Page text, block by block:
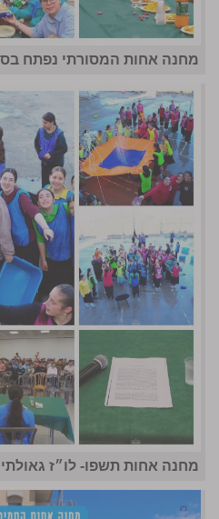
מחנה אחות המסורתי נפתח
מחנה אחות תשפו- לו״ז גאולתי